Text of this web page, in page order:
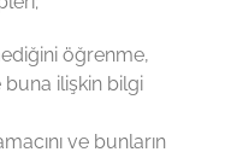
öğrenme,
buna ilişkin bilgi
ve bunların